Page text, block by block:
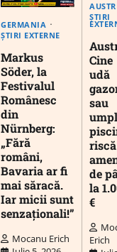
GERMANIA
ȘTIRI EXTERNE
Markus
Söder, la
Festivalul
Românesc
din
Nürnberg:
„Fără
români,
Bavaria ar fi
mai săracă.
Iar micii sunt
senzaționali!”
Mocanu Erich
ȘTIRI
Cine
udă
sau
riscă
de
la
€
Erich